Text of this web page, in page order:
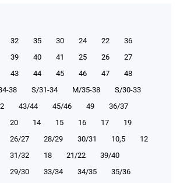
32 35 30 24 22
36
39 40 41 25 26
27
43 44 45 46 47
48
38 S/31-34 М/35-38
S/30-33
43/44 45/46 49
36/37
20 14 15 16 17
19
26/27 28/29 30/31 10,5
12
31/32 18 21/22
39/40
29/30 33/34 34/35
35/36